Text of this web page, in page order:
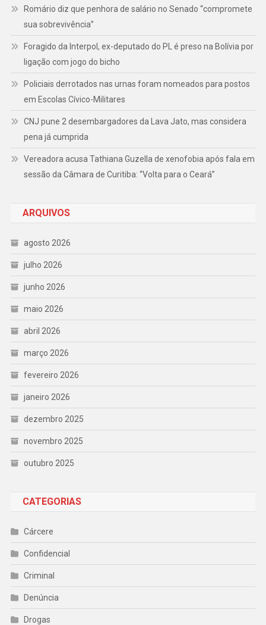
Romário diz que penhora de salário no Senado “compromete
sua sobrevivência”
Foragido da Interpol, ex-deputado do PL é preso na Bolívia por
ligação com jogo do bicho
Policiais derrotados nas urnas foram nomeados para postos
em Escolas Cívico-Militares
CNJ pune 2 desembargadores da Lava Jato, mas considera
pena já cumprida
Vereadora acusa Tathiana Guzella de xenofobia após fala em
sessão da Câmara de Curitiba: “Volta para o Ceará”
ARQUIVOS
agosto 2026
julho 2026
junho 2026
maio 2026
abril 2026
março 2026
fevereiro 2026
janeiro 2026
dezembro 2025
novembro 2025
outubro 2025
CATEGORIAS
Cárcere
Confidencial
Criminal
Denúncia
Drogas